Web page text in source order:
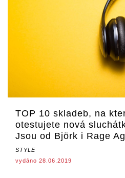
TOP 10 skladeb, na
otestujete nová
Jsou od Björk i Rage
STYLE
vydáno 28.06.2019